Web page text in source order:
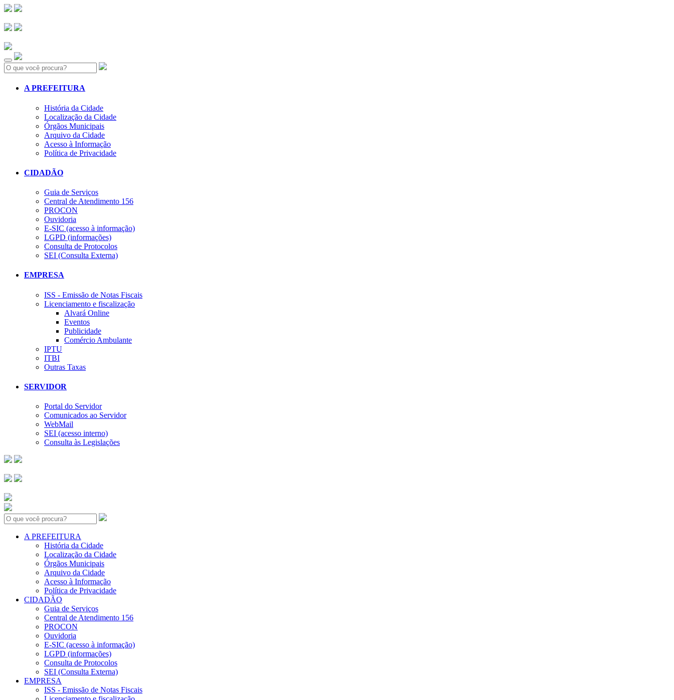
Search:
A PREFEITURA
História da Cidade
Localização da Cidade
Órgãos Municipais
Arquivo da Cidade
Acesso à Informação
Política de Privacidade
CIDADÃO
Guia de Serviços
Central de Atendimento 156
PROCON
Ouvidoria
E-SIC (acesso à informação)
LGPD (informações)
Consulta de Protocolos
SEI (Consulta Externa)
EMPRESA
ISS - Emissão de Notas Fiscais
Licenciamento e fiscalização
Alvará Online
Eventos
Publicidade
Comércio Ambulante
IPTU
ITBI
Outras Taxas
SERVIDOR
Portal do Servidor
Comunicados ao Servidor
WebMail
SEI (acesso interno)
Consulta às Legislações
Search:
A PREFEITURA
História da Cidade
Localização da Cidade
Órgãos Municipais
Arquivo da Cidade
Acesso à Informação
Política de Privacidade
CIDADÃO
Guia de Serviços
Central de Atendimento 156
PROCON
Ouvidoria
E-SIC (acesso à informação)
LGPD (informações)
Consulta de Protocolos
SEI (Consulta Externa)
EMPRESA
ISS - Emissão de Notas Fiscais